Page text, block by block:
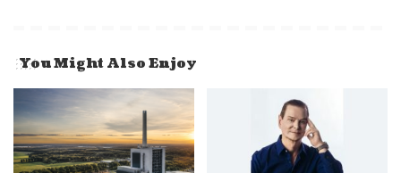
You Might Also Enjoy